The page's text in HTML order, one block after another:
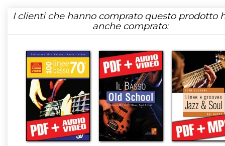
I clienti che hanno comprato questo prodotto
anche comprato: